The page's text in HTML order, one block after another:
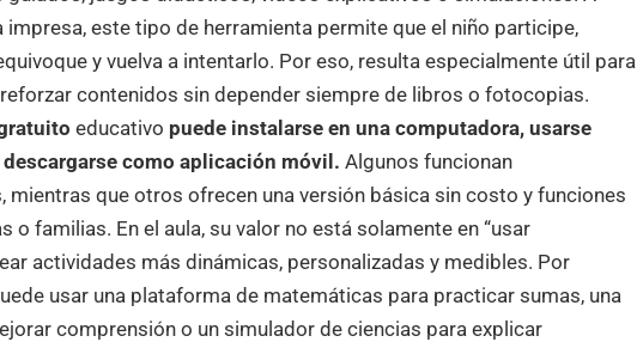
impresa, este tipo de herramienta permite que el niño participe,
y vuelva a intentarlo. Por eso, resulta especialmente útil para
contenidos sin depender siempre de libros o fotocopias.
educativo puede instalarse en una computadora, usarse
descargarse como aplicación móvil.Algunos funcionan
mientras que otros ofrecen una versión básica sin costo y funciones
o familias. En el aula, su valor no está solamente en “usar
actividades más dinámicas, personalizadas y medibles. Por
usar una plataforma de matemáticas para practicar sumas, una
comprensión o un simulador de ciencias para explicar